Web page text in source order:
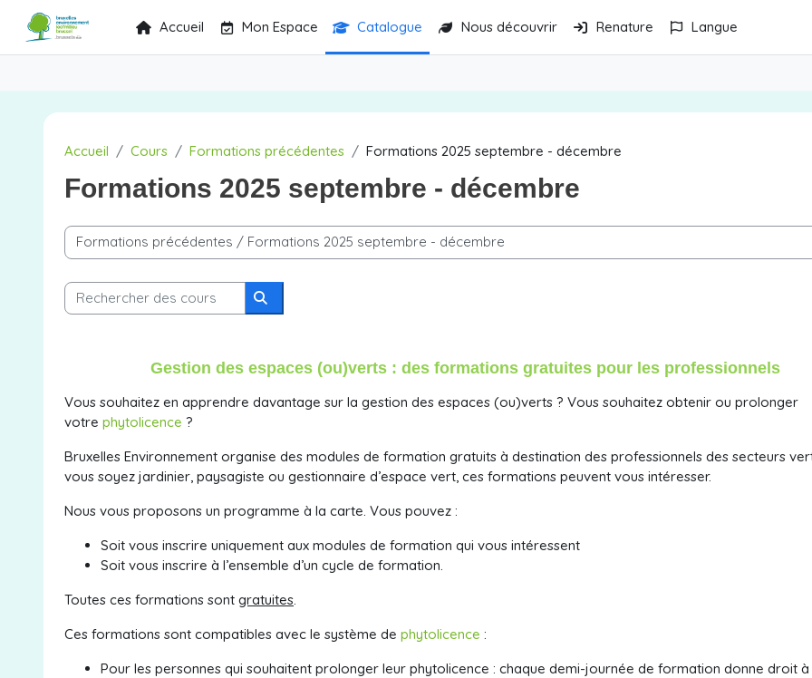
Passer au contenu principal
Accueil
Mon Espace Catalogue Nous découvrir Renature Langue
Accueil Cours Formations précédentes Formations 2025 septembre - décembre
Formations 2025 septembre - décembre
Catégories de cours
Rechercher des cours
Rechercher des cours
Gestion des espaces (ou)verts : des formations gratuites pour les professionnels
Vous souhaitez en apprendre davantage sur la gestion des espaces (ou)verts ? Vous souhaitez obtenir ou prolonger
votre phytolicence ?
Bruxelles Environnement organise des modules de formation gratuits à destination des professionnels des secteurs
vous soyez jardinier, paysagiste ou gestionnaire d’espace vert, ces formations peuvent vous intéresser.
Nous vous proposons un programme à la carte. Vous pouvez :
Soit vous inscrire uniquement aux modules de formation qui vous intéressent
Soit vous inscrire à l’ensemble d’un cycle de formation.
Toutes ces formations sont gratuites.
Ces formations sont compatibles avec le système de phytolicence :
Pour les personnes qui souhaitent prolonger leur phytolicence : chaque demi-journée de formation donne droit à